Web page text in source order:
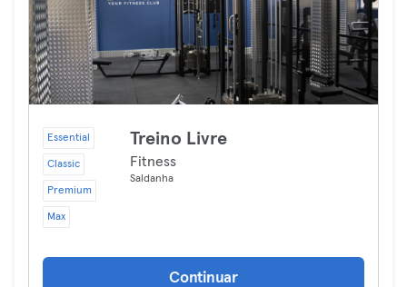
Essential
Classic
Premium
Max
Treino Livre
Fitness
Saldanha
Continuar